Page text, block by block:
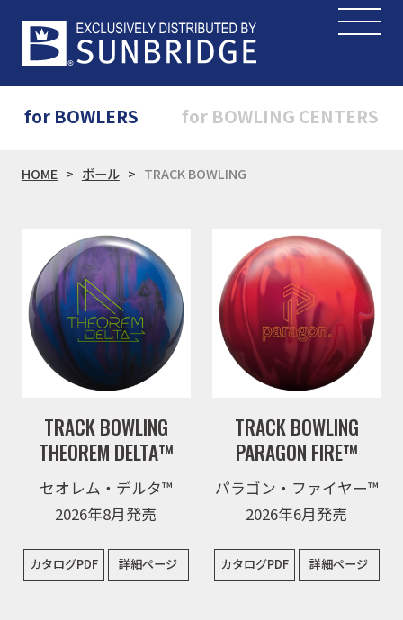
for BOWLERS for BOWLING CENTERS
HOME ボール TRACK BOWLING
TRACK BOWLING
THEOREM DELTA™
セオレム・デルタ™
2026年8月発売
カタログPDF 詳細ページ
TRACK BOWLING
PARAGON FIRE™
パラゴン・ファイヤー™
2026年6月発売
カタログPDF 詳細ページ